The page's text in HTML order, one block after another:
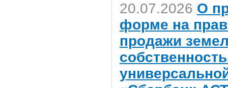
20.07.2026 О
форме на
продажи